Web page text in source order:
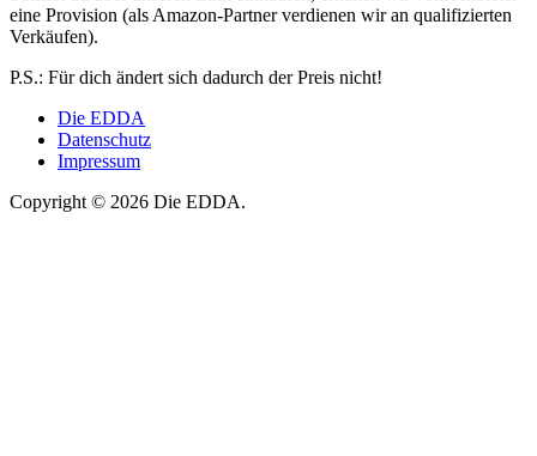
eine Provision (als Amazon-Partner verdienen wir an qualifizierten
Verkäufen).
P.S.: Für dich ändert sich dadurch der Preis nicht!
Die EDDA
Datenschutz
Impressum
Copyright © 2026 Die EDDA.